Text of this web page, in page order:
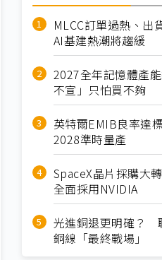
MLCC訂單過熱、
AI基建熱潮將趨緩
2027全年記憶體產
不宣」只怕買不夠
英特爾EMIB良率達
2028準時量產
SpaceX晶片採購
全面採用NVIDIA
光進銅退更明確？
銅線「最終戰場」